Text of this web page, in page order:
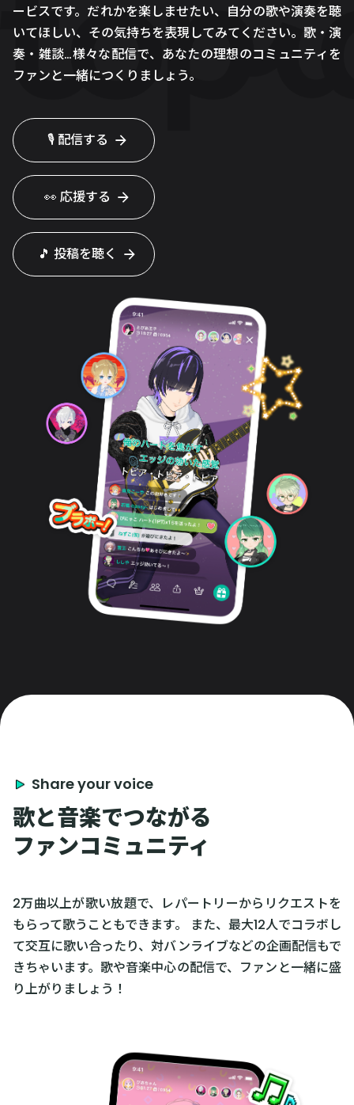
ービスです。だれかを楽しませたい、自分の歌や演奏を聴
いてほしい、その気持ちを表現してみてください。歌・演
奏・雑談…様々な配信で、あなたの理想のコミュニティを
ファンと一緒につくりましょう。
🎙 配信する
👀 応援する
🎵 投稿を聴く
Share your voice
歌と音楽でつながる
ファンコミュニティ
2万曲以上が歌い放題で、レパートリーからリクエストを
もらって歌うこともできます。 また、最大12人でコラボし
て交互に歌い合ったり、対バンライブなどの企画配信もで
きちゃいます。歌や音楽中心の配信で、ファンと一緒に盛
り上がりましょう！